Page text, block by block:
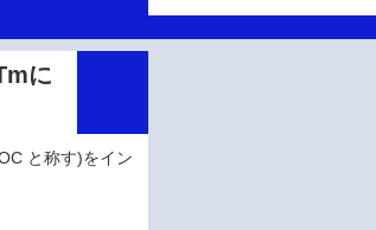
に
と称す)をイン